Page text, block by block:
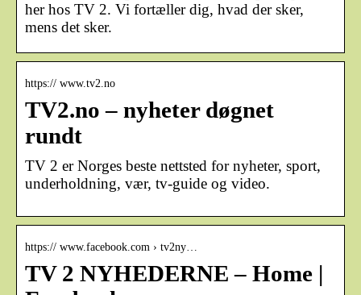
her hos TV 2. Vi fortæller dig, hvad der sker,
mens det sker.
https:// www.tv2.no
TV2.no – nyheter døgnet
rundt
TV 2 er Norges beste nettsted for nyheter, sport,
underholdning, vær, tv-guide og video.
https:// www.facebook.com › tv2ny…
TV 2 NYHEDERNE – Home |